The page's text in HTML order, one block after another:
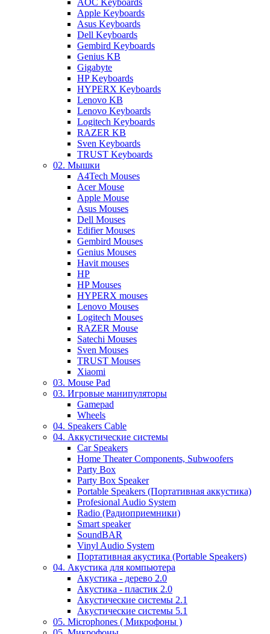
AOC Keyboards
Apple Keyboards
Asus Keyboards
Dell Keyboards
Gembird Keyboards
Genius KB
Gigabyte
HP Keyboards
HYPERX Keyboards
Lenovo KB
Lenovo Keyboards
Logitech Keyboards
RAZER KB
Sven Keyboards
TRUST Keyboards
02. Мышки
A4Tech Mouses
Acer Mouse
Apple Mouse
Asus Mouses
Dell Mouses
Edifier Mouses
Gembird Mouses
Genius Mouses
Havit mouses
HP
HP Mouses
HYPERX mouses
Lenovo Mouses
Logitech Mouses
RAZER Mouse
Satechi Mouses
Sven Mouses
TRUST Mouses
Xiaomi
03. Mouse Pad
03. Игровые манипуляторы
Gamepad
Wheels
04. Speakers Cable
04. Аккустические системы
Car Speakers
Home Theater Components, Subwoofers
Party Box
Party Box Speaker
Portable Speakers (Портативная аккустика)
Profesional Audio System
Radio (Радиоприемники)
Smart speaker
SoundBAR
Vinyl Audio System
Портативная акустика (Portable Speakers)
04. Акустика для компьютера
Акустика - дерево 2.0
Акустика - пластик 2.0
Акустические системы 2.1
Акустические системы 5.1
05. Microphones ( Микрофоны )